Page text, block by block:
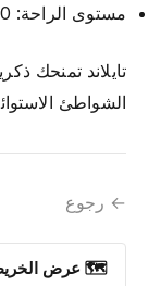
مستوى الراحة: 2,000-3,000 دولار فأكثر (7 أيام)
تايلاند تمنحك
الشواطئ
← رجوع
🗺 عرض